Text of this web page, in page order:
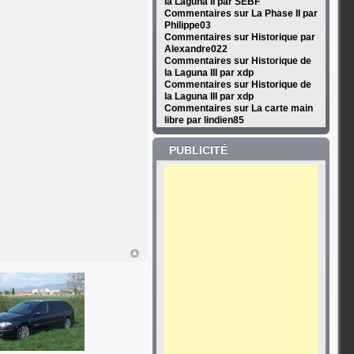
Commentaires sur La Phase II par
Philippe03
Commentaires sur Historique par
Alexandre022
Commentaires sur Historique de
la Laguna III par xdp
Commentaires sur Historique de
la Laguna III par xdp
Commentaires sur La carte main
libre par lindien85
PUBLICITÉ